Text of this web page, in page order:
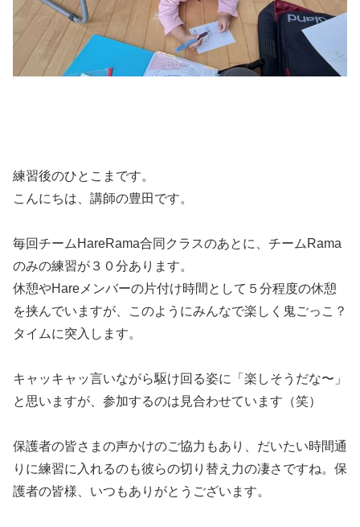
練習後のひとこまです。
こんにちは、講師の豊田です。
毎回チームHareRama合同クラスのあとに、チームRama
のみの練習が３０分あります。
休憩やHareメンバーの片付け時間として５分程度の休憩
を挟んでいますが、このようにみんなで楽しく鬼ごっこ？
タイムに突入します。
キャッキャッ言いながら駆け回る姿に「楽しそうだな〜」
と思いますが、参加するのは見合わせています（笑）
保護者の皆さまの声かけのご協力もあり、だいたい時間通
りに練習に入れるのも彼らの切り替え力の凄さですね。保
護者の皆様、いつもありがとうございます。